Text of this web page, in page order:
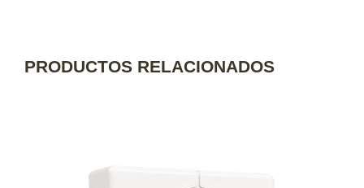
PRODUCTOS RELACIONADOS